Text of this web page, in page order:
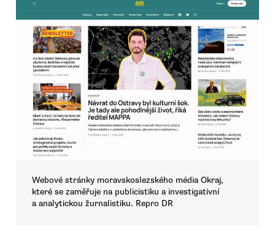
Webové stránky moravskoslezského média Okraj,
které se zaměřuje na publicistiku a investigativní
a analytickou žurnalistiku. Repro DR